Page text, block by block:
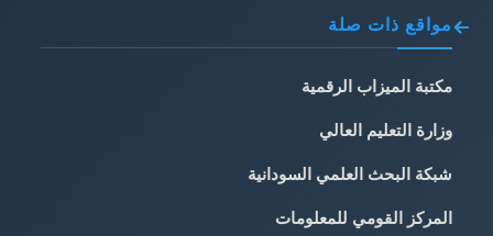
مواقع ذات صلة
مكتبة الميزاب الرقمية
وزارة التعليم العالي
شبكة البحث العلمي السودانية
المركز القومي للمعلومات